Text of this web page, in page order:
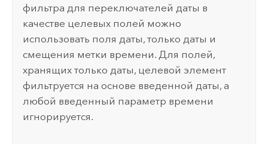
фильтра для переключателей даты в
качестве целевых полей можно
использовать поля даты, только даты и
смещения метки времени. Для полей,
хранящих только даты, целевой элемент
фильтруется на основе введенной даты, а
любой введенный параметр времени
игнорируется.